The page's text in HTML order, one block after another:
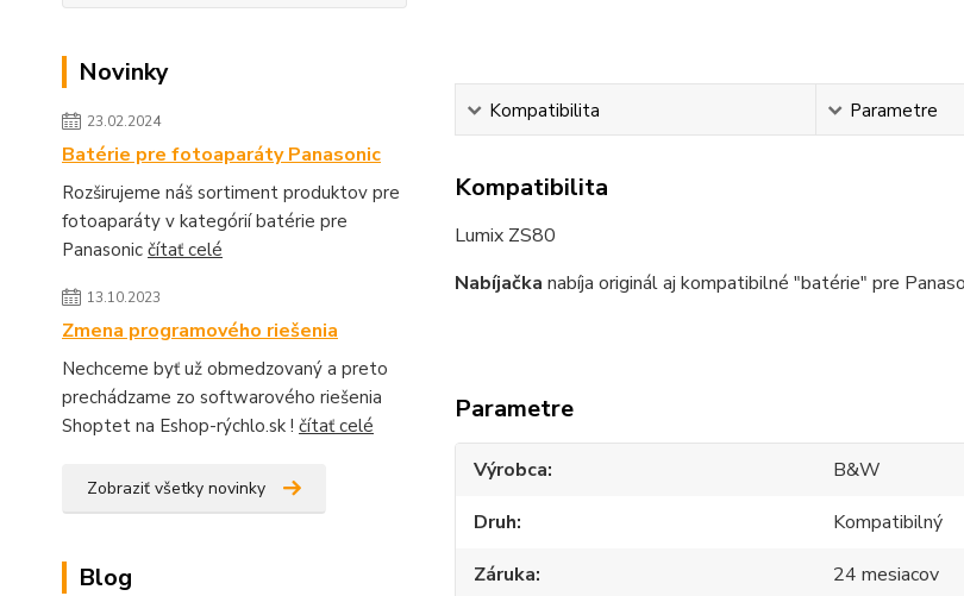
Novinky
23.02.2024
Batérie pre fotoaparáty Panasonic
Rozširujeme náš sortiment produktov pre
fotoaparáty v kategórií batérie pre
Panasonic čítať celé
13.10.2023
Zmena programového riešenia
Nechceme byť už obmedzovaný a preto
prechádzame zo softwarového riešenia
Shoptet na Eshop-rýchlo.sk ! čítať celé
Zobraziť všetky novinky
Blog
Kompatibilita Parametre
Kompatibilita
Lumix ZS80
Nabíjačka nabíja originál aj kompatibilné "batérie" pre
Parametre
Výrobca
B&W
Druh
Kompatibilný
Záruka
24 mesiacov